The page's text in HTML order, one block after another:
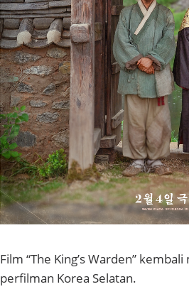
Film “The King’s Warden”
perfilman Korea Selatan.